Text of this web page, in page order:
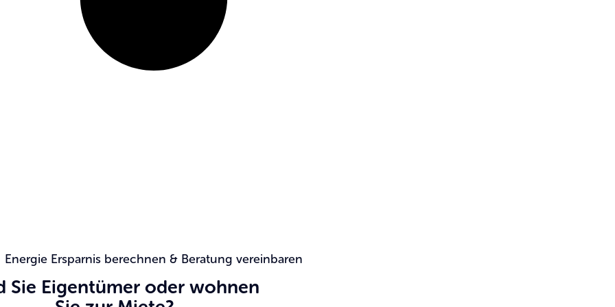
Energie Ersparnis berechnen & Beratung vereinbaren
Sie Eigentümer oder wohnen